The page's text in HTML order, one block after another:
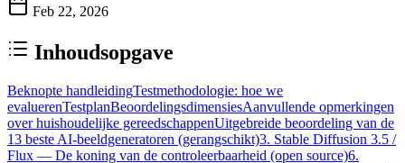
Feb 22, 2026
Inhoudsopgave
Beknopte handleidingTestmethodologie: hoe we
evaluerenTestplanBeoordelingsdimensiesAanvullende opmerkingen
over huishoudelijke gereedschappenUitgebreide beoordeling van de
13 beste AI-beeldgeneratoren (gerangschikt)3. Stable Diffusion 3.5 /
Flux — De koning van de controleerbaarheid (open source)6.